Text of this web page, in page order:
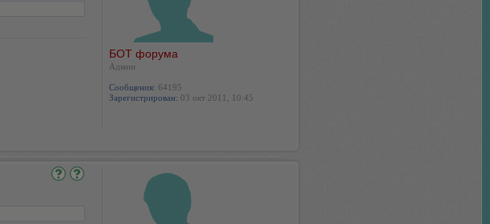
БОТ форума
Админ
Сообщения: 64195
Зарегистрирован: 03 окт 2011, 10:45